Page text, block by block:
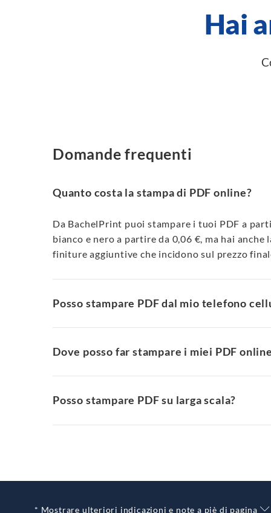
Hai
Domande frequenti
Quanto costa la stampa di PDF online?
Da BachelPrint puoi stampare i tuoi PDF a
bianco e nero a partire da 0,06 €, ma hai
finiture aggiuntive che incidono sul prezzo
Posso stampare PDF dal mio telefono
Dove posso far stampare i miei PDF
Posso stampare PDF su larga scala?
* Mostrare ulteriori indicazioni e note a piè di pagina